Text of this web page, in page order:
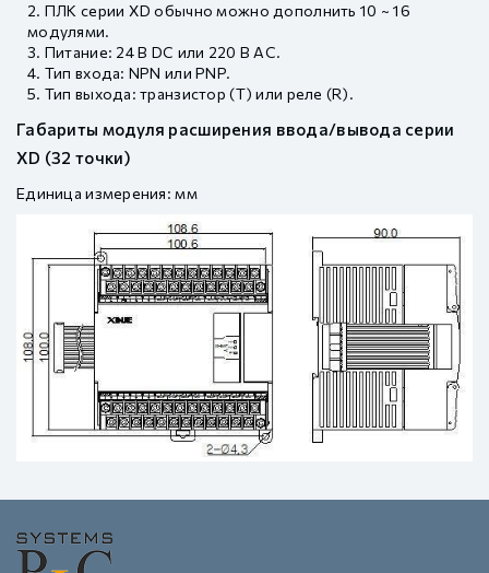
ПЛК серии XD обычно можно дополнить 10 ~ 16
модулями.
Питание: 24 В DC или 220 В AC.
Тип входа: NPN или PNP.
Тип выхода: транзистор (T) или реле (R).
Габариты модуля расширения ввода/вывода серии
XD (32 точки)
Единица измерения: мм